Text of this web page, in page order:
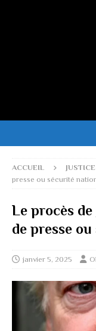
ACCUEIL JUSTICE
presse ou sécurité
Le procès
de presse
janvier 5, 2025